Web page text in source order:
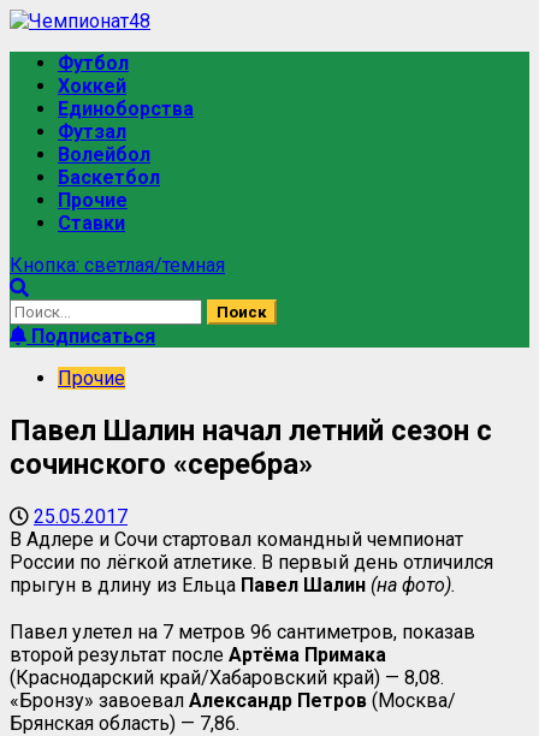
Футбол
Хоккей
Единоборства
Футзал
Волейбол
Баскетбол
Прочие
Ставки
Кнопка: светлая/темная
Подписаться
Прочие
Павел Шалин начал летний сезон с
сочинского «серебра»
25.05.2017
В Адлере и Сочи стартовал командный чемпионат
России по лёгкой атлетике. В первый день отличился
прыгун в длину из Ельца Павел Шалин (на фото).
Павел улетел на 7 метров 96 сантиметров, показав
второй результат после Артёма Примака
(Краснодарский край/Хабаровский край) — 8,08.
«Бронзу» завоевал Александр Петров (Москва/
Брянская область) — 7,86.